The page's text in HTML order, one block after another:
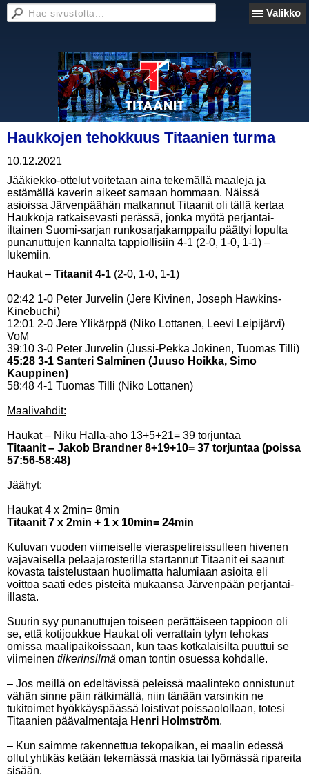
Valikko
Haukkojen tehokkuus Titaanien turma
10.12.2021
Jääkiekko-ottelut voitetaan aina tekemällä maaleja ja
estämällä kaverin aikeet samaan hommaan. Näissä
asioissa Järvenpäähän matkannut Titaanit oli tällä kertaa
Haukkoja ratkaisevasti perässä, jonka myötä perjantai-
iltainen Suomi-sarjan runkosarjakamppailu päättyi lopulta
punanuttujen kannalta tappiollisiin 4-1 (2-0, 1-0, 1-1) –
lukemiin.
Haukat – Titaanit 4-1 (2-0, 1-0, 1-1)
02:42 1-0 Peter Jurvelin (Jere Kivinen, Joseph Hawkins-
Kinebuchi)
12:01 2-0 Jere Ylikärppä (Niko Lottanen, Leevi Leipijärvi)
VoM
39:10 3-0 Peter Jurvelin (Jussi-Pekka Jokinen, Tuomas Tilli)
45:28 3-1 Santeri Salminen (Juuso Hoikka, Simo
Kauppinen)
58:48 4-1 Tuomas Tilli (Niko Lottanen)
Maalivahdit:
Haukat – Niku Halla-aho 13+5+21= 39 torjuntaa
Titaanit – Jakob Brandner 8+19+10= 37 torjuntaa (poissa
57:56-58:48)
Jäähyt:
Haukat 4 x 2min= 8min
Titaanit 7 x 2min + 1 x 10min= 24min
Kuluvan vuoden viimeiselle vieraspelireissulleen hivenen
vajavaisella pelaajarosterilla startannut Titaanit ei saanut
kovasta taistelustaan huolimatta halumiaan asioita eli
voittoa saati edes pisteitä mukaansa Järvenpään perjantai-
illasta.
Suurin syy punanuttujen toiseen perättäiseen tappioon oli
se, että kotijoukkue Haukat oli verrattain tylyn tehokas
omissa maalipaikoissaan, kun taas kotkalaisilta puuttui se
viimeinen tiikerinsilmä oman tontin osuessa kohdalle.
– Jos meillä on edeltävissä peleissä maalinteko onnistunut
vähän sinne päin rätkimällä, niin tänään varsinkin ne
tukitoimet hyökkäyspäässä loistivat poissaolollaan, totesi
Titaanien päävalmentaja Henri Holmström.
– Kun saimme rakennettua tekopaikan, ei maalin edessä
ollut yhtikäs ketään tekemässä maskia tai lyömässä ripareita
sisään.